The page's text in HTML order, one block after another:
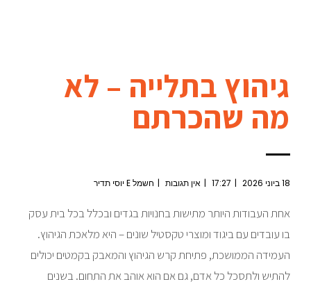
גיהוץ בתלייה – לא
מה שהכרתם
18 ביוני 2026 17:27 אין תגובות חשמל E יוסי תדיר
אחת העבודות היותר מתישות בחנויות בגדים ובכלל בכל בית עסק
בו עובדים עם ביגוד ומוצרי טקסטיל שונים – היא מלאכת הגיהוץ.
העמידה הממושכת, פתיחת קרש הגיהוץ והמאבק בקמטים יכולים
להתיש ולתסכל כל אדם, גם אם הוא אוהב את התחום. בשנים